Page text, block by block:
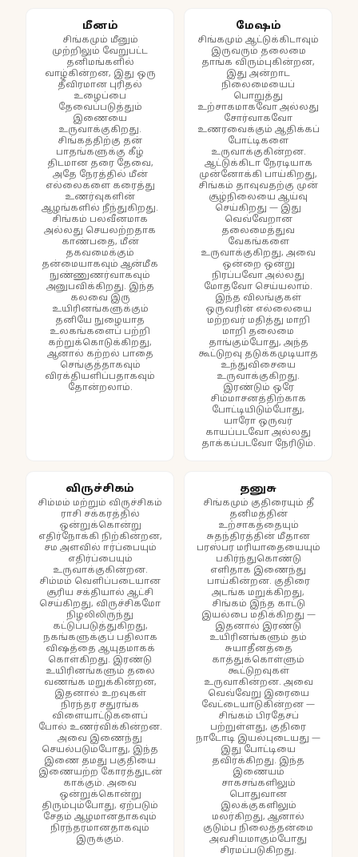
மீனம்
சிங்கமும் மீனும்
முற்றிலும் வேறுபட்ட
தனிமங்களில்
வாழ்கின்றன, இது ஒரு
தீவிரமான புரிதல்
உழைப்பை
தேவைப்படுத்தும்
இணையை
உருவாக்குகிறது.
சிங்கத்திற்கு தன்
பாதங்களுக்கு கீழ்
திடமான தரை தேவை,
அதே நேரத்தில் மீன்
எல்லைகளை கரைத்து
உணர்வுகளின்
ஆழங்களில் நீந்துகிறது.
சிங்கம் பலவீனமாக
அல்லது செயலற்றதாக
காண்பதை, மீன்
தகவமைக்கும்
தன்மையாகவும் ஆன்மீக
நுண்ணுணர்வாகவும்
அனுபவிக்கிறது. இந்த
கலவை இரு
உயிரினங்களுக்கும்
தனியே நுழையாத
உலகங்களைப் பற்றி
கற்றுக்கொடுக்கிறது,
ஆனால் கற்றல் பாதை
செங்குத்தாகவும்
விரக்தியளிப்பதாகவும்
தோன்றலாம்.
மேஷம்
சிங்கமும் ஆட்டுக்கிடாவும்
இருவரும் தலைமை
தாங்க விரும்புகின்றன,
இது அன்றாட
நிலைமையைப்
பொறுத்து
உற்சாகமாகவோ அல்லது
சோர்வாகவோ
உணரவைக்கும் ஆதிக்கப்
போட்டிகளை
உருவாக்குகின்றன.
ஆட்டுக்கிடா நேரடியாக
முன்னோக்கி பாய்கிறது,
சிங்கம் தாவுவதற்கு முன்
சூழ்நிலையை ஆய்வு
செய்கிறது — இது
வெவ்வேறான
தலைமைத்துவ
வேகங்களை
உருவாக்குகிறது, அவை
ஒன்றை ஒன்று
நிரப்பவோ அல்லது
மோதவோ செய்யலாம்.
இந்த விலங்குகள்
ஒருவரின் எல்லையை
மற்றவர் மதித்து மாறி
மாறி தலைமை
தாங்கும்போது, அந்த
கூட்டுறவு தடுக்கமுடியாத
உந்துவிசையை
உருவாக்குகிறது.
இரண்டும் ஒரே
சிம்மாசனத்திற்காக
போட்டியிடும்போது,
யாரோ ஒருவர்
காயப்படவோ அல்லது
தாக்கப்படவோ நேரிடும்.
விருச்சிகம்
சிம்மம் மற்றும் விருச்சிகம்
ராசி சக்கரத்தில்
ஒன்றுக்கொன்று
எதிர்நோக்கி நிற்கின்றன,
சம அளவில் ஈர்ப்பையும்
எதிர்ப்பையும்
உருவாக்குகின்றன.
சிம்மம் வெளிப்படையான
சூரிய சக்தியால் ஆட்சி
செய்கிறது, விருச்சிகமோ
நிழலிலிருந்து
கட்டுப்படுத்துகிறது,
நகங்களுக்குப் பதிலாக
விஷத்தை ஆயுதமாகக்
கொள்கிறது. இரண்டு
உயிரினங்களும் தலை
வணங்க மறுக்கின்றன,
இதனால் உறவுகள்
நிரந்தர சதுரங்க
விளையாட்டுகளைப்
போல் உணர்விக்கின்றன.
அவை இணைந்து
செயல்படும்போது, இந்த
இணை தமது பகுதியை
இணையற்ற கோரத்துடன்
காக்கும். அவை
ஒன்றுக்கொன்று
திரும்பும்போது, ஏற்படும்
சேதம் ஆழமானதாகவும்
நிரந்தரமானதாகவும்
இருக்கும்.
தனுசு
சிங்கமும் குதிரையும் தீ
தனிமத்தின்
உற்சாகத்தையும்
சுதந்திரத்தின் மீதான
பரஸ்பர மரியாதையையும்
பகிர்ந்துகொண்டு
எளிதாக இணைந்து
பாய்கின்றன. குதிரை
அடங்க மறுக்கிறது,
சிங்கம் இந்த காட்டு
இயல்பை மதிக்கிறது —
இதனால் இரண்டு
உயிரினங்களும் தம்
சுயாதீனத்தை
காத்துக்கொள்ளும்
கூட்டுறவுகள்
உருவாகின்றன. அவை
வெவ்வேறு இரையை
வேட்டையாடுகின்றன —
சிங்கம் பிரதேசப்
பற்றுள்ளது, குதிரை
நாடோடி இயல்புடையது —
இது போட்டியை
தவிர்க்கிறது. இந்த
இணையம்
சாகசங்களிலும்
பொதுவான
இலக்குகளிலும்
மலர்கிறது, ஆனால்
குடும்ப நிலைத்தன்மை
அவசியமாகும்போது
சிரமப்படுகிறது.